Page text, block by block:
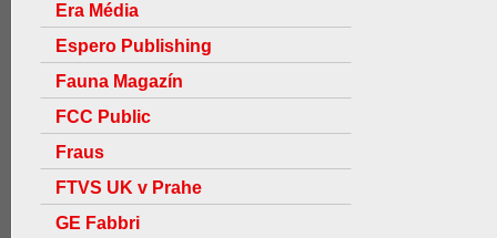
Era Média
Espero Publishing
Fauna Magazín
FCC Public
Fraus
FTVS UK v Prahe
GE Fabbri